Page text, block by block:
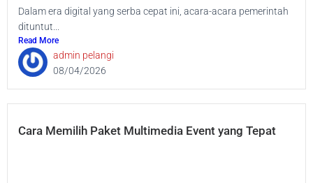
Dalam era digital yang serba cepat ini, acara-acara pemerintah
dituntut...
Read More
admin pelangi
08/04/2026
Cara Memilih Paket Multimedia Event yang Tepat